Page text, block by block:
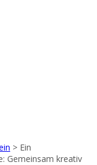
> Ein
Gemeinsam kreativ